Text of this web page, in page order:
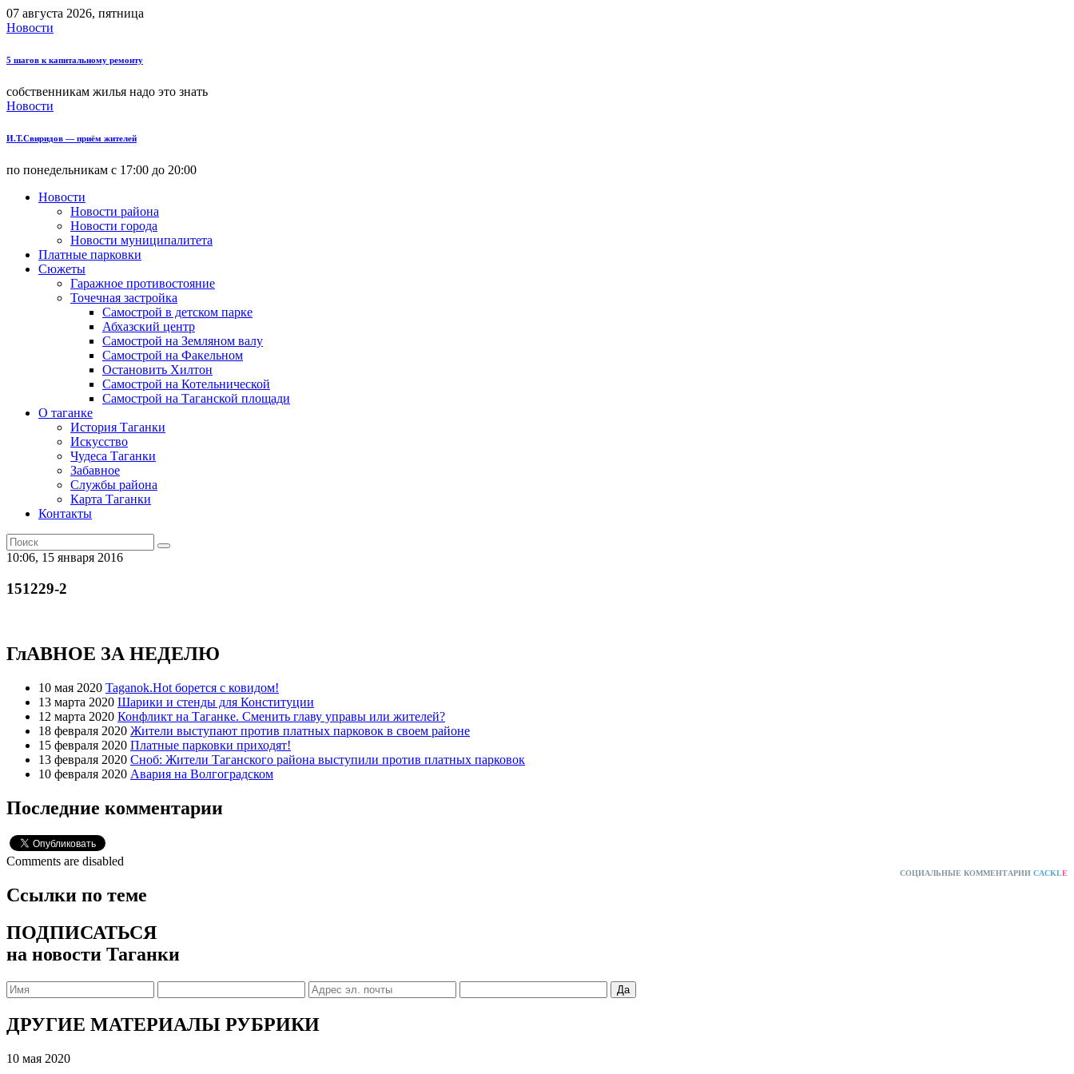
07 августа 2026, пятница
Новости
5 шагов к капитальному ремонту
собственникам жилья надо это знать
Новости
И.Т.Свиридов — приём жителей
по понедельникам с 17:00 до 20:00
Новости
Новости района
Новости города
Новости муниципалитета
Платные парковки
Сюжеты
Гаражное противостояние
Точечная застройка
Самострой в детском парке
Абхазский центр
Самострой на Земляном валу
Самострой на Факельном
Остановить Хилтон
Самострой на Котельнической
Самострой на Таганской площади
О таганке
История Таганки
Искусство
Чудеса Таганки
Забавное
Службы района
Карта Таганки
Контакты
10:06, 15 января 2016
151229-2
ГлАВНОЕ ЗА НЕДЕЛЮ
10 мая 2020 Taganok.Hot борется с ковидом!
13 марта 2020 Шарики и стенды для Конституции
12 марта 2020 Конфликт на Таганке. Сменить главу управы или жителей?
18 февраля 2020 Жители выступают против платных парковок в своем районе
15 февраля 2020 Платные парковки приходят!
13 февраля 2020 Сноб: Жители Таганского района выступили против платных парковок
10 февраля 2020 Авария на Волгоградском
Последние комментарии
Comments are disabled
СОЦИАЛЬНЫЕ КОММЕНТАРИИ CACKLE
Ссылки по теме
ПОДПИСАТЬСЯ
на новости Таганки
ДРУГИЕ МАТЕРИАЛЫ РУБРИКИ
10 мая 2020